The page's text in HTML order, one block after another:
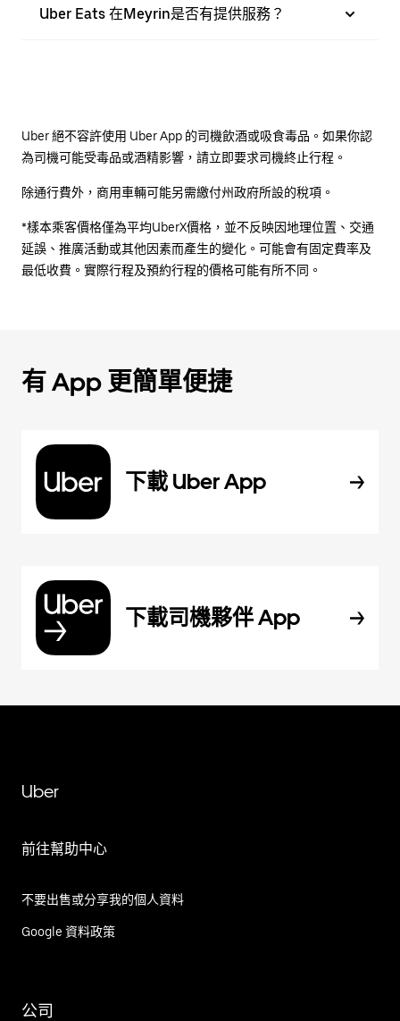
Uber Eats 在Meyrin是否有提供服務？
Uber 絕不容許使用 Uber App 的司機飲酒或吸食毒品。如果你認
為司機可能受毒品或酒精影響，請立即要求司機終止行程。
除通行費外，商用車輛可能另需繳付州政府所設的稅項。
*樣本乘客價格僅為平均UberX價格，並不反映因地理位置、交通
延誤、推廣活動或其他因素而產生的變化。可能會有固定費率及
最低收費。實際行程及預約行程的價格可能有所不同。
有 App 更簡單便捷
下載 Uber App
下載司機夥伴 App
Uber
前往幫助中心
不要出售或分享我的個人資料
Google 資料政策
公司